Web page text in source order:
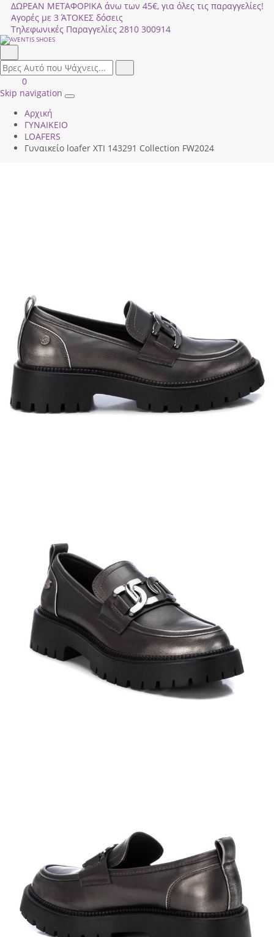
ΔΩΡΕΑΝ ΜΕΤΑΦΟΡΙΚΑ άνω των 45€, για όλες τις παραγγελίες!
Αγορές με 3 ΆΤΟΚΕΣ δόσεις
Τηλεφωνικές Παραγγελίες 2810 300914
field.search
Είσοδος
|
ΚΑΛΑΘΙ
ΑΓΟΡΩΝ
0
Skip navigation
Toggle
Αρχική
ΓΥΝΑΙΚΕΙΟ
LOAFERS
Γυναικείο loafer ΧΤΙ 143291 Collection FW2024